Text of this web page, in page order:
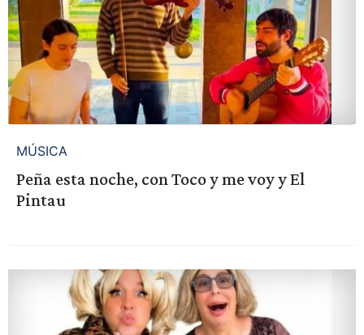
MÚSICA
Peña esta noche, con Toco y me voy y El
Pintau